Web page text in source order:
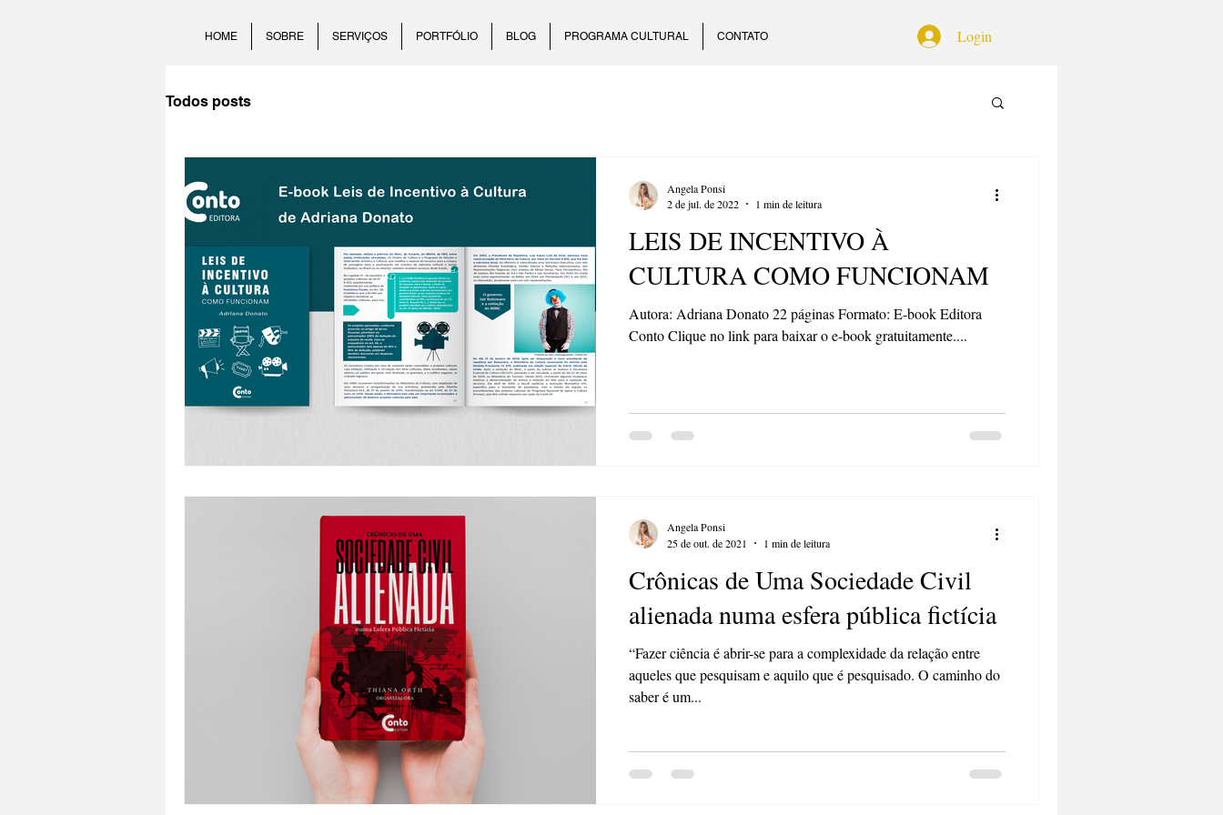
HOME SOBRE SERVIÇOS PORTFÓLIO BLOG PROGRAMA CULTURAL CONTATO Login
Todos posts
LEIS DE INCENTIVO À
CULTURA COMO FUNCIONAM
Autora: Adriana Donato 22 páginas Formato: E-book Editora
Conto Clique no link para baixar o e-book gratuitamente....
Angela Ponsi
2 de jul. de 2022
1 min de leitura
Crônicas de Uma Sociedade Civil
alienada numa esfera pública fictícia
“Fazer ciência é abrir-se para a complexidade da relação entre
aqueles que pesquisam e aquilo que é pesquisado. O caminho do
saber é um...
Angela Ponsi
25 de out. de 2021
1 min de leitura